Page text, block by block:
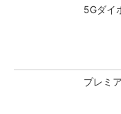
5Gダイ
プレミ